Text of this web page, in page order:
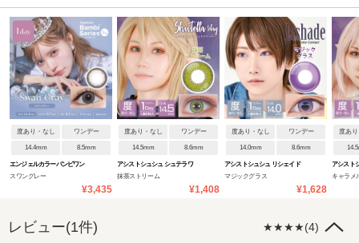
度あり・なし ワンデー
14.4mm 8.5mm
エンジェルカラーバンビワン
スワングレー
¥3,435
度あり・なし ワンデー
14.5mm 8.6mm
アシストシュシュ シュテラワ
抹茶ストリーム
¥1,408
度あり・なし ワンデー
14.0mm 8.6mm
アシストシュシュ リシェイド
マジックグラス
¥1,628
度あ
アシスト
キャラメ
レビュー(1件) ★★★★(4)